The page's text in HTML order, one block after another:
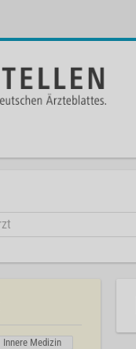
Innere Medizin